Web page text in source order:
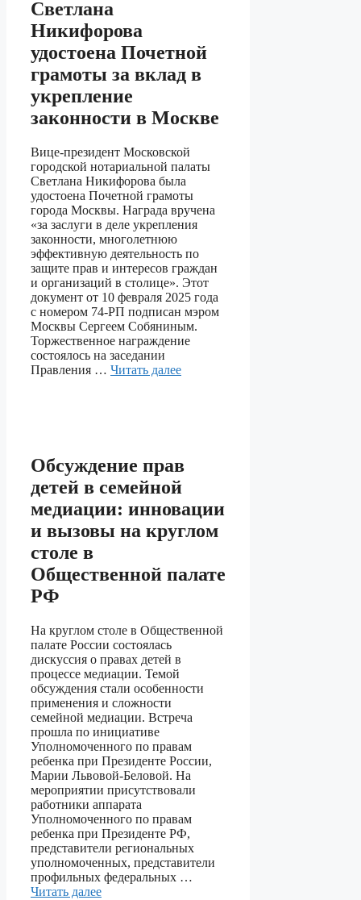
Светлана
Никифорова
удостоена Почетной
грамоты за вклад в
укрепление
законности в Москве
Вице-президент Московской
городской нотариальной палаты
Светлана Никифорова была
удостоена Почетной грамоты
города Москвы. Награда вручена
«за заслуги в деле укрепления
законности, многолетнюю
эффективную деятельность по
защите прав и интересов граждан
и организаций в столице». Этот
документ от 10 февраля 2025 года
с номером 74-РП подписан мэром
Москвы Сергеем Собяниным.
Торжественное награждение
состоялось на заседании
Правления … Читать далее
Обсуждение прав
детей в семейной
медиации: инновации
и вызовы на круглом
столе в
Общественной палате
РФ
На круглом столе в Общественной
палате России состоялась
дискуссия о правах детей в
процессе медиации. Темой
обсуждения стали особенности
применения и сложности
семейной медиации. Встреча
прошла по инициативе
Уполномоченного по правам
ребенка при Президенте России,
Марии Львовой-Беловой. На
мероприятии присутствовали
работники аппарата
Уполномоченного по правам
ребенка при Президенте РФ,
представители региональных
уполномоченных, представители
профильных федеральных …
Читать далее